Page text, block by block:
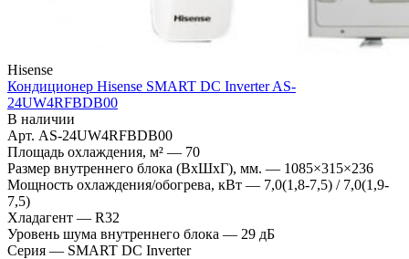
Hisense
Кондиционер Hisense SMART DC Inverter AS-
24UW4RFBDB00
В наличии
Арт. AS-24UW4RFBDB00
Площадь охлаждения, м² — 70
Размер внутреннего блока (ВхШхГ), мм. — 1085×315×236
Мощность охлаждения/обогрева, кВт — 7,0(1,8-7,5) / 7,0(1,9-
7,5)
Хладагент — R32
Уровень шума внутреннего блока — 29 дБ
Серия — SMART DC Inverter